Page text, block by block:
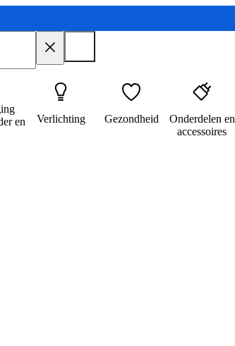
en
Verlichting Gezondheid
Onderdelen en
accessoires